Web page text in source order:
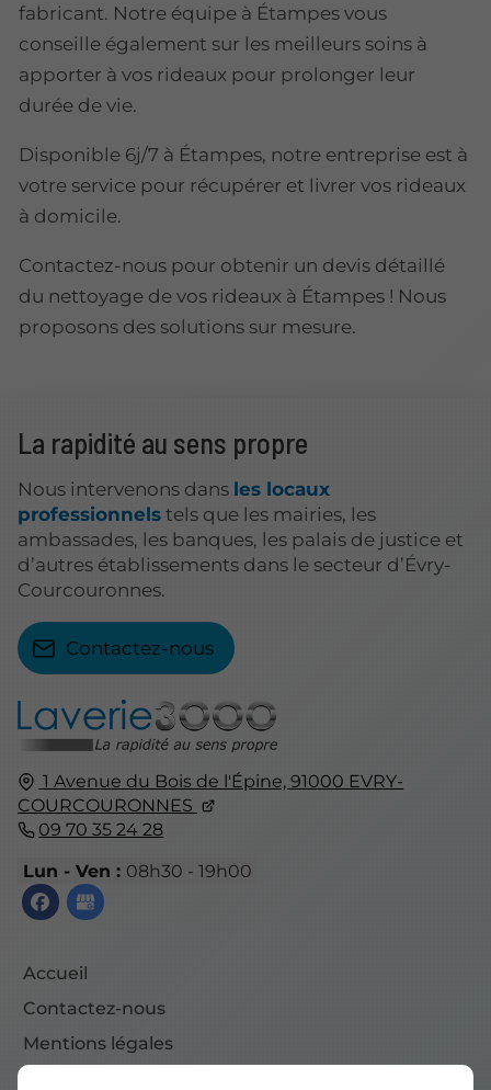
fabricant. Notre équipe à Étampes vous
conseille également sur les meilleurs soins à
apporter à vos rideaux pour prolonger leur
durée de vie.
Disponible 6j/7 à Étampes, notre entreprise est à
votre service pour récupérer et livrer vos rideaux
à domicile.
Contactez-nous pour obtenir un devis détaillé
du nettoyage de vos rideaux à Étampes ! Nous
proposons des solutions sur mesure.
1 Avenue du Bois de l'Épine,91000 EVRY-
COURCOURONNES
09 70 35 24 28
Lun - Ven : 08h30 - 19h00
Accueil
Contactez-nous
Mentions légales
La rapidité au sens propre
Nous intervenons dans les locaux
professionnels tels que les mairies, les
ambassades, les banques, les palais de justice et
d’autres établissements dans le secteur d’Évry-
Courcouronnes.
Contactez-nous